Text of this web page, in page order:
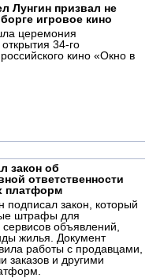
Лунгин призвал не
игровое кино
церемония
34-го
кино «Окно в
закон об
ответственности
платформ
подписал закон, который
штрафы для
объявлений,
жилья. Документ
работы с продавцами,
заказов и другими